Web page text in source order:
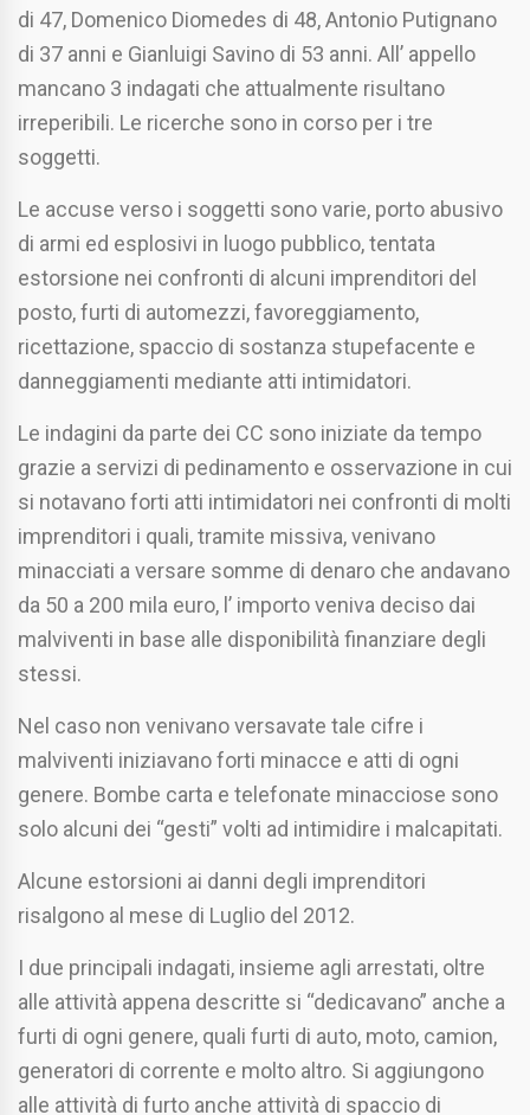
di 47, Domenico Diomedes di 48, Antonio Putignano
di 37 anni e Gianluigi Savino di 53 anni. All’ appello
mancano 3 indagati che attualmente risultano
irreperibili. Le ricerche sono in corso per i tre
soggetti.
Le accuse verso i soggetti sono varie, porto abusivo
di armi ed esplosivi in luogo pubblico, tentata
estorsione nei confronti di alcuni imprenditori del
posto, furti di automezzi, favoreggiamento,
ricettazione, spaccio di sostanza stupefacente e
danneggiamenti mediante atti intimidatori.
Le indagini da parte dei CC sono iniziate da tempo
grazie a servizi di pedinamento e osservazione in cui
si notavano forti atti intimidatori nei confronti di molti
imprenditori i quali, tramite missiva, venivano
minacciati a versare somme di denaro che andavano
da 50 a 200 mila euro, l’ importo veniva deciso dai
malviventi in base alle disponibilità finanziare degli
stessi.
Nel caso non venivano versavate tale cifre i
malviventi iniziavano forti minacce e atti di ogni
genere. Bombe carta e telefonate minacciose sono
solo alcuni dei “gesti” volti ad intimidire i malcapitati.
Alcune estorsioni ai danni degli imprenditori
risalgono al mese di Luglio del 2012.
I due principali indagati, insieme agli arrestati, oltre
alle attività appena descritte si “dedicavano” anche a
furti di ogni genere, quali furti di auto, moto, camion,
generatori di corrente e molto altro. Si aggiungono
alle attività di furto anche attività di spaccio di